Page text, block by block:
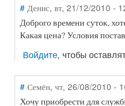
# Денис, вт, 21/12/2010 -
Доброго времени суток,
Какая цена? Условия
Войдите, чтобы
# Семён, чт, 26/08/2010 -
Хочу приобрести для